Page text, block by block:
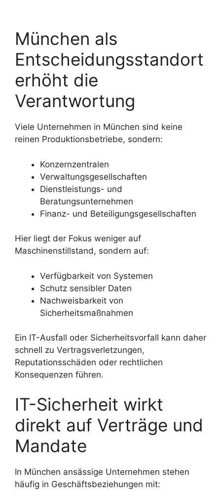
München als
Entscheidungsstandort
erhöht die
Verantwortung
Viele Unternehmen in München sind keine
reinen Produktionsbetriebe, sondern:
Konzernzentralen
Verwaltungsgesellschaften
Dienstleistungs- und
Beratungsunternehmen
Finanz- und Beteiligungsgesellschaften
Hier liegt der Fokus weniger auf
Maschinenstillstand, sondern auf:
Verfügbarkeit von Systemen
Schutz sensibler Daten
Nachweisbarkeit von
Sicherheitsmaßnahmen
Ein IT-Ausfall oder Sicherheitsvorfall kann daher
schnell zu Vertragsverletzungen,
Reputationsschäden oder rechtlichen
Konsequenzen führen.
IT-Sicherheit wirkt
direkt auf Verträge und
Mandate
In München ansässige Unternehmen stehen
häufig in Geschäftsbeziehungen mit: